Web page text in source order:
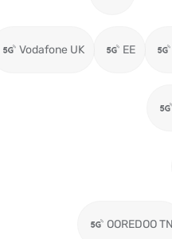
EE
Vodafone UK
OOREDOO TN